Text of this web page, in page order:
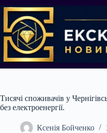
до
вмісту
Тисячі споживачів у
без електроенергії.
Ксенія Бойченко